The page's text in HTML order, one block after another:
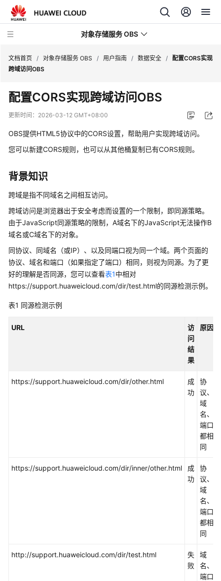
对象存储服务 OBS
最
新
动
服
务
告
产
品
介
绍
计
费
说
明
快
入
户
指
则
管
文档首页 / 对象存储服务 OBS / 用户指南 / 数据安全 /
配置CORS实现
跨域访问OBS
配置CORS实现跨域访问OBS
更新时间： 2026-03-12 GMT+08:00
OBS提供HTML5协议中的CORS设置，帮助用户实现跨域访问。
您可以新建CORS规则，也可以从其他桶复制已有CORS规则。
背景知识
跨域是指不同域名之间相互访问。
跨域访问是浏览器出于安全考虑而设置的一个限制，即同源策略。
由于JavaScript同源策略的限制，A域名下的JavaScript无法操作B
域名或C域名下的对象。
同协议、同域名（或IP）、以及同端口视为同一个域。两个页面的
协议、域名和端口（如果指定了端口）相同，则视为同源。为了更
好的理解是否同源，您可以查看表1中相对
https://support.huaweicloud.com/dir/test.html的同源检测示例。
表1 同源检测示例
URL
访
问
结
果
原因
https://support.huaweicloud.com/dir/other.html
成
功
协
议、
域
名、
端口
都相
同
https://support.huaweicloud.com/dir/inner/other.html
成
功
协
议、
域
名、
端口
都相
同
http://support.huaweicloud.com/dir/test.html
失
败
域
名、
端口